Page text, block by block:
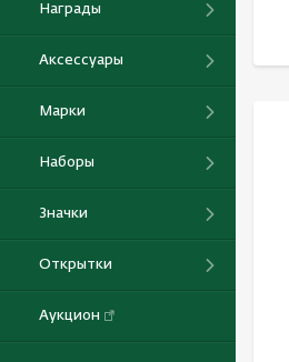
Награды
Аксессуары
Марки
Наборы
Значки
Открытки
Аукцион